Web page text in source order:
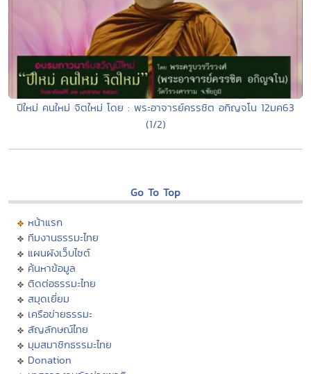
ปีใหม่ คนใหม่ จิตใหม่ โดย : พระอาจารย์ครรชิต อกิญจโน 12มค63
(1/2)
Go To Top
หน้าแรก
ทีมงานธรรมะไทย
แผนผังเว็บไซต์
ค้นหาข้อมูล
ติดต่อธรรมะไทย
สมุดเยี่ยม
เครือข่ายธรรมะ
สัญลักษณ์ไทย
มุมสมาชิกธรรมะไทย
Donation